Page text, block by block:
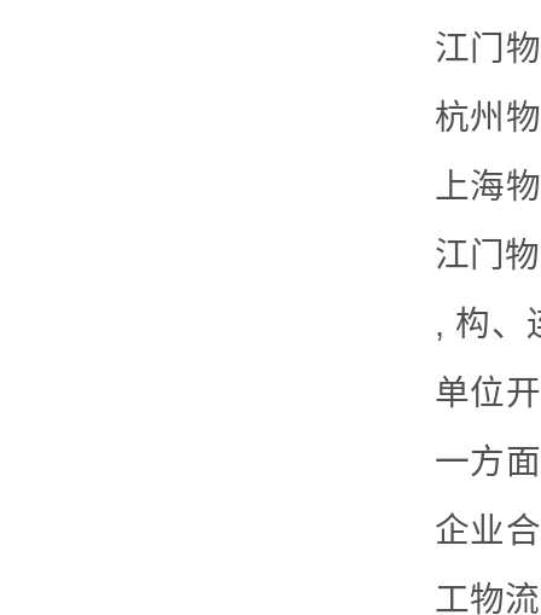
江门
杭州
上海
江门
, 构、
单位
一方
企业
工物